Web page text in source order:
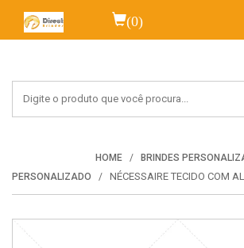
(0)
HOME BRINDES
PERSONALIZADO
NÉCESSAIRE TECIDO COM